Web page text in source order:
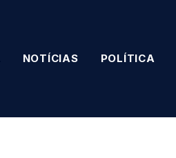
NOTÍCIAS POLÍTICA